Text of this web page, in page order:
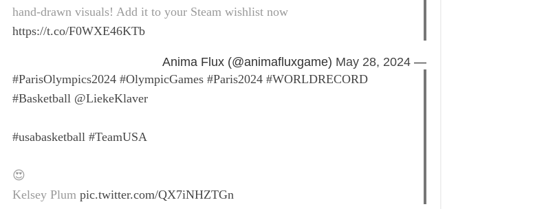
hand-drawn visuals! Add it to your Steam wishlist now
https://t.co/F0WXE46KTb
— Anima Flux (@animafluxgame)
May 28, 2024
#ParisOlympics2024 #OlympicGames #Paris2024 #WORLDRECORD
#Basketball @LiekeKlaver
#usabasketball #TeamUSA
😍
Kelsey Plum pic.twitter.com/QX7iNHZTGn